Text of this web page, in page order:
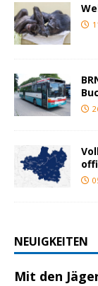
NEUIGKEITEN
Mit den